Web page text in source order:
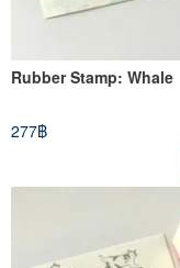
Rubber Stamp: Whale
277฿